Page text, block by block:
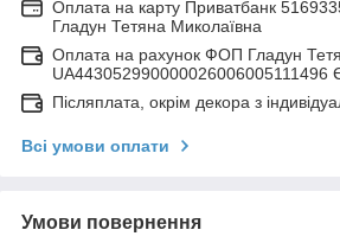
Оплата на карту Приватбанк
Гладун Тетяна Миколаївна
Оплата на рахунок ФОП Гладун
Післяплата, окрім декора з
Всі умови оплати
Умови повернення